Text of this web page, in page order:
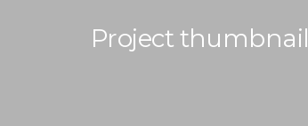
Project thumbnail